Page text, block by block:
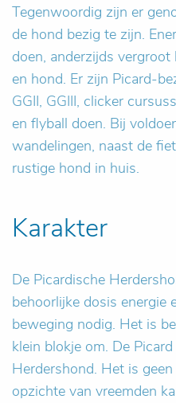
Tegenwoordig zijn er
de hond bezig te zijn.
doen, anderzijds
en hond. Er zijn Picard-
GGII, GGIII, clicker
en flyball doen. Bij
wandelingen, naast de
rustige hond in huis.
Karakter
De Picardische
behoorlijke dosis energie
beweging nodig. Het is
klein blokje om. De
Herdershond. Het is
opzichte van vreemden